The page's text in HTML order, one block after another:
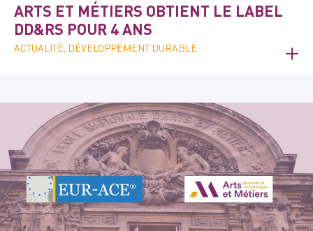
ARTS ET MÉTIERS OBTIENT LE LABEL
DD&RS POUR 4 ANS
ACTUALITÉ, DÉVELOPPEMENT DURABLE